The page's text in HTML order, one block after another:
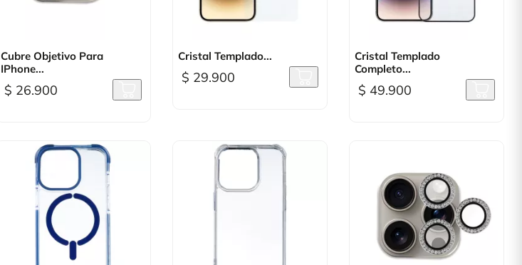
Vista rápida
Cubre Objetivo Para
IPhone...
$ 26.900
Vista rápida
Cristal Templado...
$ 29.900
Vista rápida
Cristal Templado
Completo...
$ 49.900